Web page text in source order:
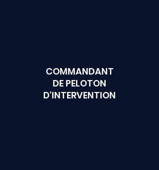
COMMANDANT
DE PELOTON
D'INTERVENTION